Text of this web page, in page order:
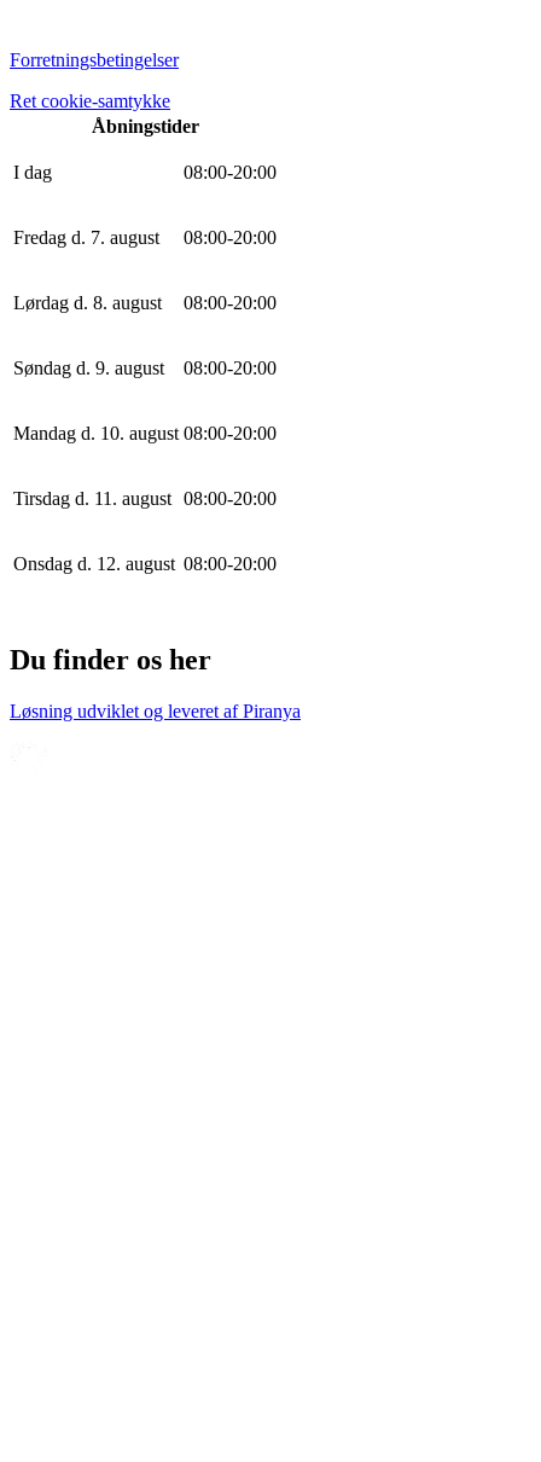
Forretningsbetingelser
Ret cookie-samtykke
Åbningstider
I dag 08:00-20:00
Fredag d. 7. august 08:00-20:00
Lørdag d. 8. august 08:00-20:00
Søndag d. 9. august 08:00-20:00
Mandag d. 10. august 08:00-20:00
Tirsdag d. 11. august 08:00-20:00
Onsdag d. 12. august 08:00-20:00
Du finder os her
Løsning udviklet og leveret afPiranya